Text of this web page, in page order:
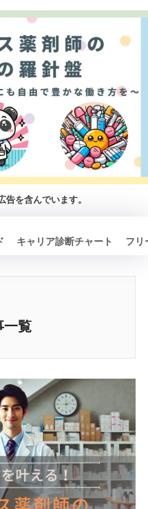
告を含んでいます。
キャリア診断チャート フリ
一覧